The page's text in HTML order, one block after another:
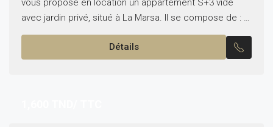
vous propose en location un appartement S+3 vide
avec jardin privé, situé à La Marsa. Il se compose de : –
Un grand salon lumineux...
Détails